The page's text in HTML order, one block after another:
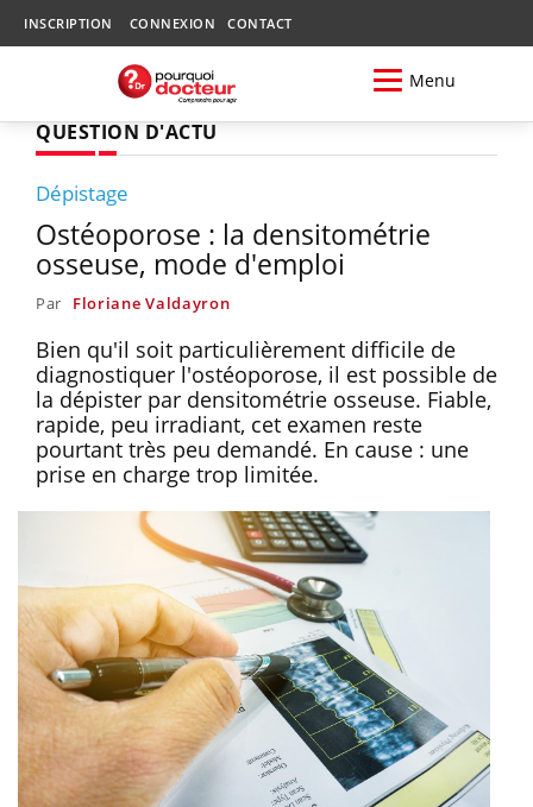
INSCRIPTION CONNEXION CONTACT
Menu
QUESTION D'ACTU
Dépistage
Ostéoporose : la densitométrie
osseuse, mode d'emploi
Par Floriane Valdayron
Bien qu'il soit particulièrement difficile de
diagnostiquer l'ostéoporose, il est possible de
la dépister par densitométrie osseuse. Fiable,
rapide, peu irradiant, cet examen reste
pourtant très peu demandé. En cause : une
prise en charge trop limitée.